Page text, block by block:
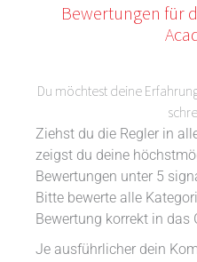
Bewertungen für
Du möchtest deine
Ziehst du die Regler in
zeigst du deine
Bewertungen unter 5
Bitte bewerte alle
Bewertung korrekt in das
Je ausführlicher dein